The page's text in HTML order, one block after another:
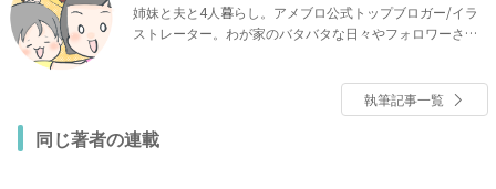
姉妹と夫と4人暮らし。アメブロ公式トップブロガー/イラ
ストレーター。わが家のバタバタな日々やフォロワーさん
執筆記事一覧
同じ著者の連載